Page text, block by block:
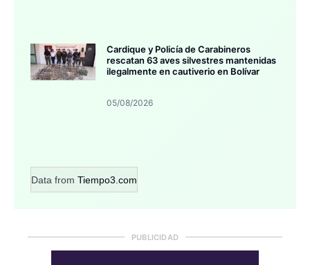
Cardique y Policía de Carabineros
rescatan 63 aves silvestres mantenidas
ilegalmente en cautiverio en Bolívar
05/08/2026
Data from Tiempo3.com
PUBLICIDAD